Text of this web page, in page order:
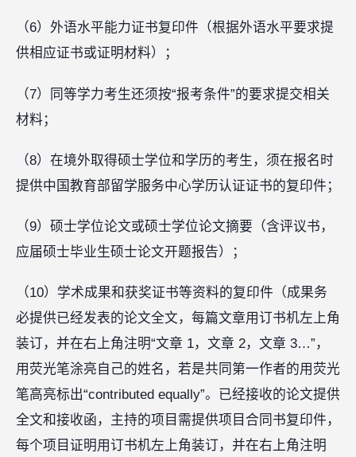
（6）外语水平能力证书复印件（根据外语水平要求提
供相应证书或证明材料）；
（7）同等学力考生还须按“报考条件”的要求提交相关
材料；
（8）在境外取得硕士学位和学历的考生，须在报名时
提供中国教育部留学服务中心学历认证证书的复印件；
（9）硕士学位论文或硕士学位论文摘要（含评议书，
应届硕士毕业生硕士论文开题报告）；
（10）学术成果和获奖证书等资料的复印件（成果务
必提供已经发表的论文全文，每篇文章用订书机左上角
装订，并在右上角注明“文章 1，文章 2，文章 3…”，
用荧光笔涂亮自己的姓名，若是共同第一作者的用荧光
笔高亮标出“contributed equally”。已经接收的论文提供
全文和接收函，主持的项目需提供项目合同书复印件，
每个项目证明用订书机左上角装订，并在右上角注明